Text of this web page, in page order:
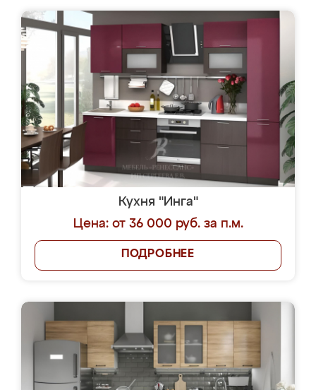
Кухня "Инга"
Цена: от 36 000 руб. за п.м.
ПОДРОБНЕЕ